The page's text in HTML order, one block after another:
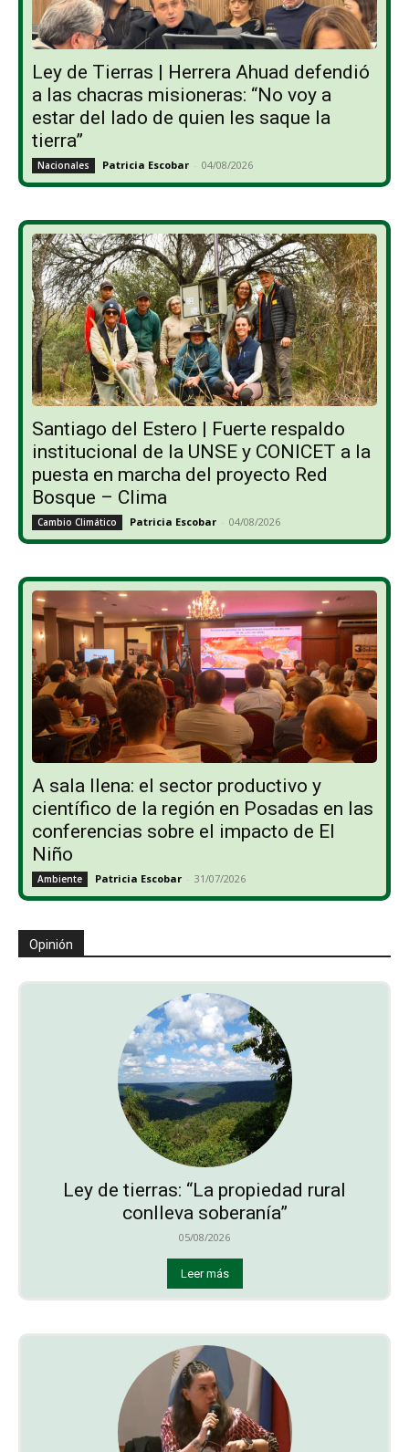
Ley de Tierras | Herrera Ahuad defendió
a las chacras misioneras: “No voy a
estar del lado de quien les saque la
tierra”
Nacionales Patricia Escobar - 04/08/2026
Santiago del Estero | Fuerte respaldo
institucional de la UNSE y CONICET a la
puesta en marcha del proyecto Red
Bosque – Clima
Cambio Climático Patricia Escobar - 04/08/2026
A sala llena: el sector productivo y
científico de la región en Posadas en las
conferencias sobre el impacto de El
Niño
Ambiente Patricia Escobar - 31/07/2026
Opinión
Ley de tierras: “La propiedad rural
conlleva soberanía”
05/08/2026
Leer más